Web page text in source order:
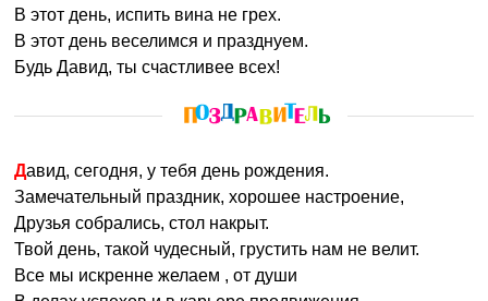
В этот день, испить вина не грех.
В этот день веселимся и празднуем.
Будь Давид, ты счастливее всех!
Давид, сегодня, у тебя день рождения.
Замечательный праздник, хорошее настроение,
Друзья собрались, стол накрыт.
Твой день, такой чудесный, грустить нам не велит.
Все мы искренне желаем , от души